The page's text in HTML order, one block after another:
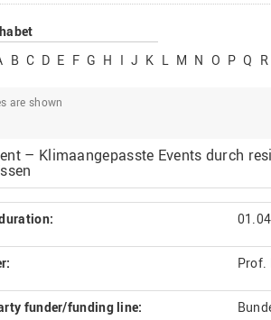
Musik
B C D E F G H I J K L M N O P Q R
are shown
– Klimaangepasste Events durch
Prof.
funder/funding line: